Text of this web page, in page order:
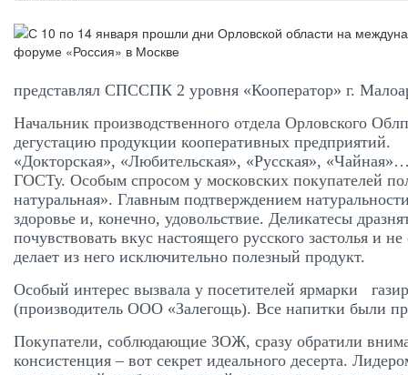
представлял СПССПК 2 уровня «Кооператор» г.
Начальник производственного отдела Орловского
дегустацию продукции кооперативных
«Докторская», «Любительская», «Русская»,
ГОСТу. Особым спросом у московских покупателей
натуральная». Главным подтверждением
здоровье и, конечно, удовольствие. Деликатесы
почувствовать вкус настоящего русского застолья и
делает из него исключительно полезный продукт.
Особый интерес вызвала у посетителей ярмарки
(производитель ООО «Залегощь). Все напитки были
Покупатели, соблюдающие ЗОЖ, сразу обратили
консистенция – вот секрет идеального десерта.